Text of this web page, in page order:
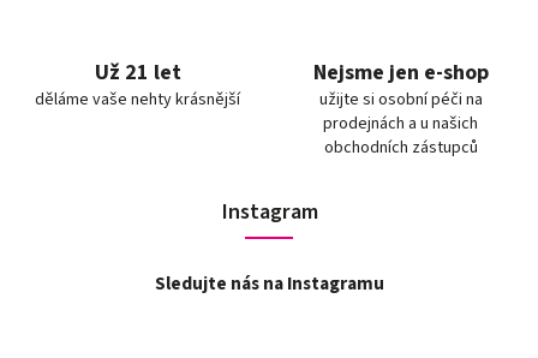
Už 21 let
děláme vaše nehty krásnější
Nejsme jen e-shop
užijte si osobní péči na
prodejnách a u našich
obchodních zástupců
Instagram
Sledujte nás na Instagramu